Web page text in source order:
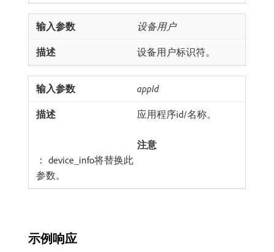
设备用户
设备用户标识符。
appId
应用程序id/名称。
注意
： device_info将替换此
参数。
示例响应